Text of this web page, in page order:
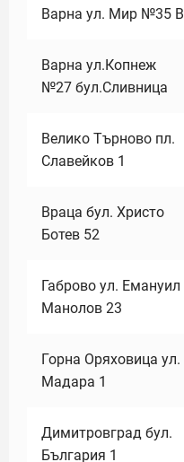
Варна ул. Мир №35 В
Варна ул.Копнеж
№27 бул.Сливница
Велико Търново пл.
Славейков 1
Враца бул. Христо
Ботев 52
Габрово ул. Емануил
Манолов 23
Горна Оряховица ул.
Мадара 1
Димитровград бул.
България 1